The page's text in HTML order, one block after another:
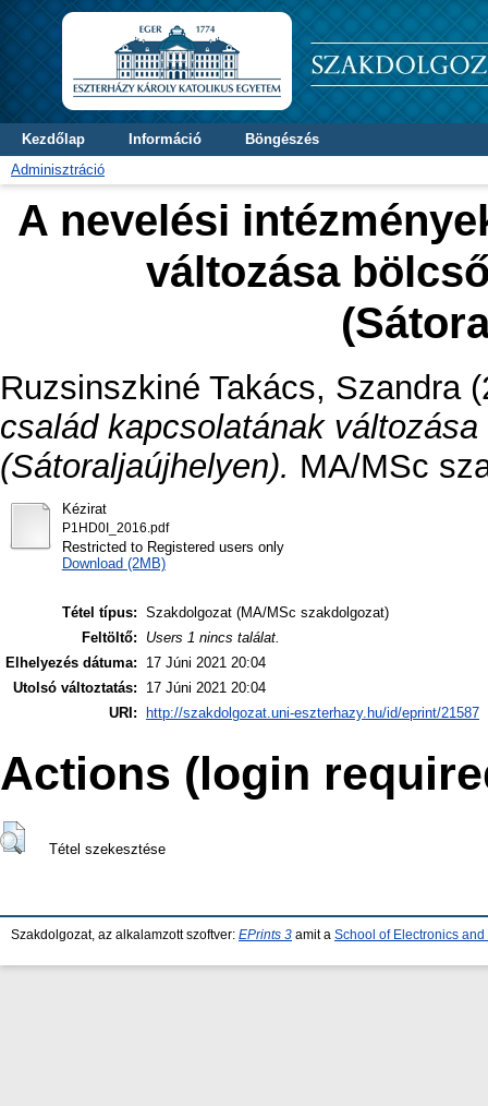
Kezdőlap Információ
Böngészés
Adminisztráció
A nevelési
változása
Ruzsinszkiné Takács, Szandra
család kapcsolatának
(Sátoraljaújhelyen). MA/MSc
Kézirat
P1HD0I_2016.pdf
Restricted to Registered users only
Download (2MB)
Tétel típus: Szakdolgozat (MA/MSc szakdolgozat)
Feltöltő:
Users 1 nincs találat.
Elhelyezés dátuma:
17 Júni 2021 20:04
Utolsó változtatás:
17 Júni 2021 20:04
URI:
http://szakdolgozat.uni-eszterhazy.hu/id/eprint/21587
Actions (login
Tétel szekesztése
Szakdolgozat, az alkalamzott szoftver: EPrints 3 amit a School of Electronics